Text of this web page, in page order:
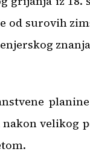
surovih
velikog